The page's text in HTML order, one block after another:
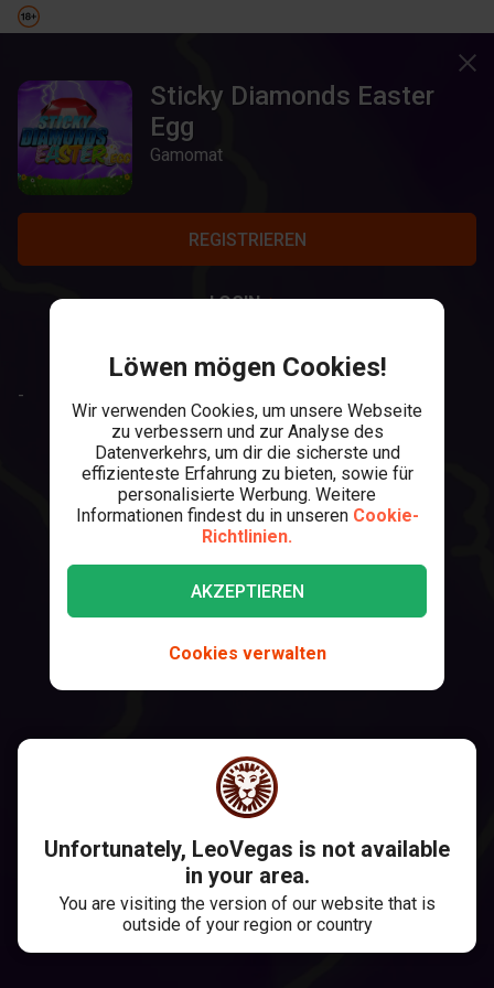
Sticky Diamonds Easter
Egg
Gamomat
REGISTRIEREN
LOGIN
-
Löwen mögen Cookies!
Wir verwenden Cookies, um unsere Webseite
zu verbessern und zur Analyse des
Datenverkehrs, um dir die sicherste und
effizienteste Erfahrung zu bieten, sowie für
personalisierte Werbung. Weitere
Informationen findest du in unseren Cookie-
Richtlinien.
AKZEPTIEREN
Cookies verwalten
Unfortunately, LeoVegas is not available
in your area.
You are visiting the version of our website that is
outside of your region or country